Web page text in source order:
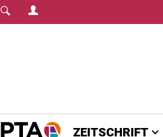
Login Menu
Home
ZEITSCHRIFT